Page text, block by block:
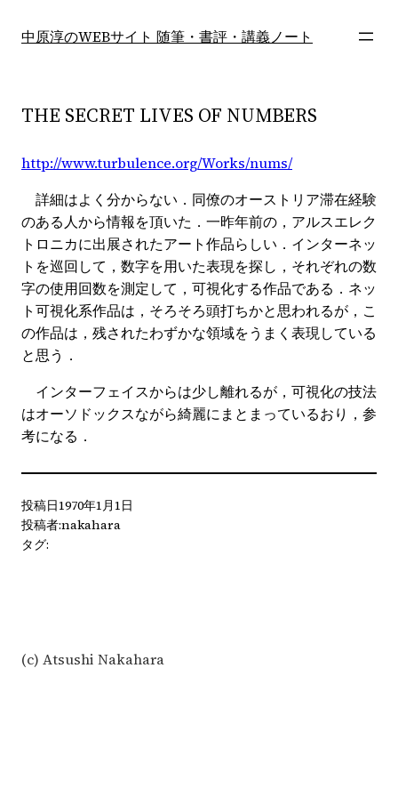
中原淳のWEBサイト 随筆・書評・講義ノート
THE SECRET LIVES OF NUMBERS
http://www.turbulence.org/Works/nums/
詳細はよく分からない．同僚のオーストリア滞在経験
のある人から情報を頂いた．一昨年前の，アルスエレク
トロニカに出展されたアート作品らしい．インターネッ
トを巡回して，数字を用いた表現を探し，それぞれの数
字の使用回数を測定して，可視化する作品である．ネッ
ト可視化系作品は，そろそろ頭打ちかと思われるが，こ
の作品は，残されたわずかな領域をうまく表現している
と思う．
インターフェイスからは少し離れるが，可視化の技法
はオーソドックスながら綺麗にまとまっているおり，参
考になる．
投稿日1970年1月1日
投稿者:nakahara
タグ:
(c) Atsushi Nakahara